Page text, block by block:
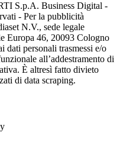
S.p.A. Business Digital -
- Per la pubblicità
N.V., sede legale
Europa 46, 20093 Cologno
dati personali trasmessi e/o
all’addestramento di
È altresì fatto divieto
di data scraping.